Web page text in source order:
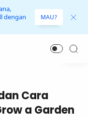
dengan
MAU?
Cara
a Garden